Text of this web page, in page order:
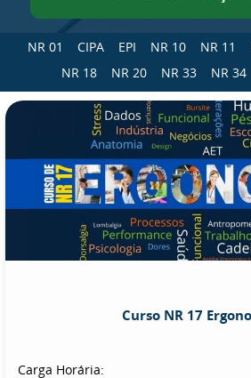
NR 01 CIPA EPI NR 10 NR 11
NR 18
NR 20 NR 33 NR 34
Curso NR 17
Carga Horária: